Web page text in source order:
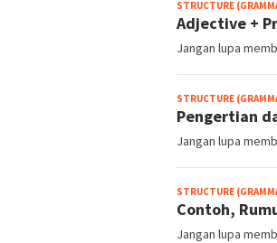
STRUCTURE
Adjective +
Jangan lupa
STRUCTURE
Pengertian
Jangan lupa
STRUCTURE
Contoh,
Jangan lupa